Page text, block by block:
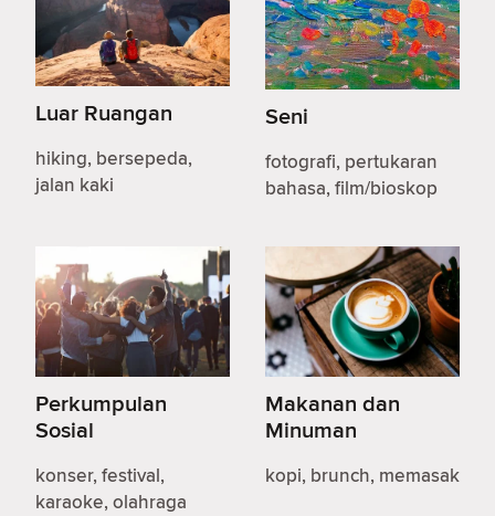
Luar Ruangan
hiking, bersepeda,
jalan kaki
Seni
fotografi, pertukaran
bahasa, film/bioskop
Perkumpulan
Sosial
konser, festival,
karaoke, olahraga
Makanan dan
Minuman
kopi, brunch, memasak